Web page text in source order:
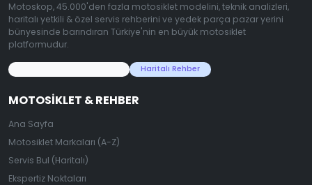
Motoskop, 45.000'den fazla motosiklet modelini, teknik analizleri,
haritalı yetkili & özel servis rehberini ve yedek parça pazar yerini
bünyesinde barındıran Türkiye'nin en büyük motosiklet
platformudur.
Haritalı Rehber
MOTOSIKLET & REHBER
Ana Sayfa
Motosiklet Markaları (A-Z)
Servis Bul (Haritalı)
Ekspertiz Noktaları